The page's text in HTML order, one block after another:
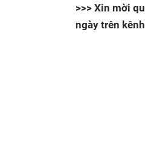
>>> Xin mời
ngày trên